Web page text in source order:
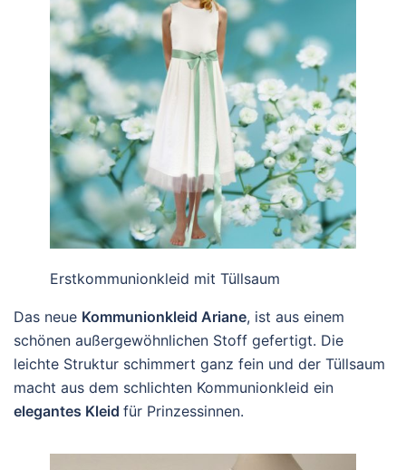
Erstkommunionkleid mit Tüllsaum
Das neue Kommunionkleid Ariane, ist aus einem
schönen außergewöhnlichen Stoff gefertigt. Die
leichte Struktur schimmert ganz fein und der Tüllsaum
macht aus dem schlichten Kommunionkleid ein
elegantes Kleid für Prinzessinnen.